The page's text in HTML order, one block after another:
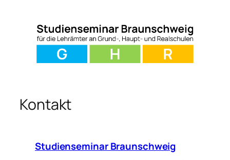
Kontakt
Studienseminar Braunschweig